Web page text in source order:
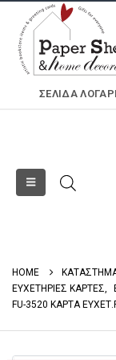
ΣΕΛΊΔΑ
HOME
ΕΥΧΕΤΗΡΙΕΣ ΚΑΡΤΕΣ
FU-3520 ΚΑΡΤΑ